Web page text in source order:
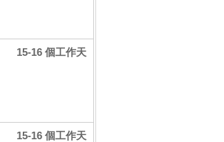
15-16 個工作天
15-16 個工作天